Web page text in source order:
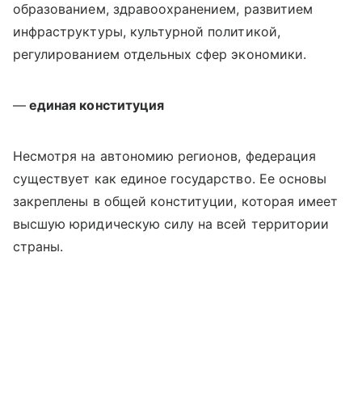
образованием, здравоохранением, развитием
инфраструктуры, культурной политикой,
регулированием отдельных сфер экономики.
— единая конституция
Несмотря на автономию регионов, федерация
существует как единое государство. Ее основы
закреплены в общей конституции, которая имеет
высшую юридическую силу на всей территории
страны.